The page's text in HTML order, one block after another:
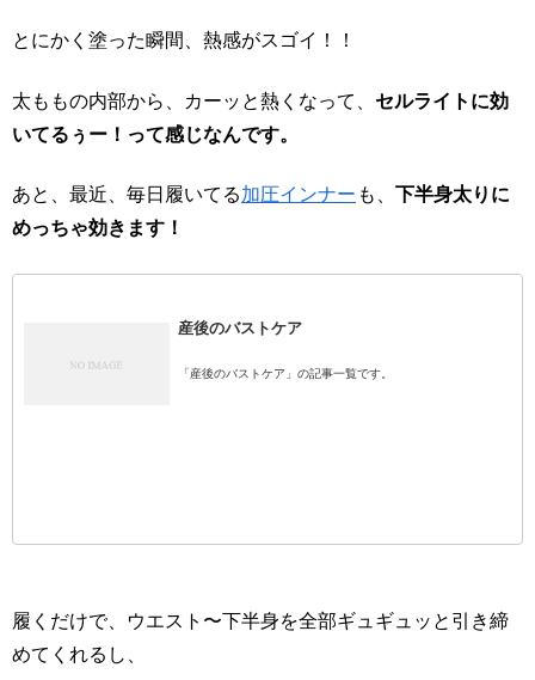
とにかく塗った瞬間、熱感がスゴイ！！
太ももの内部から、カーッと熱くなって、 セルライトに効
いてるぅー！って感じなんです。
あと、最近、毎日履いてる加圧インナー も、 下半身太りに
めっちゃ効きます！
産後のバストケア
「産後のバストケア」の記事一覧です。
履くだけで、ウエスト〜下半身を全部ギュギュッと引き締
めてくれるし、